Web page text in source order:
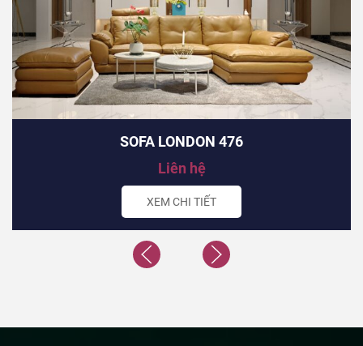
SOFA LONDON 476
Liên hệ
XEM CHI TIẾT